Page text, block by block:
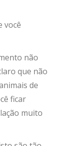
você
não
que não
de
ficar
muito